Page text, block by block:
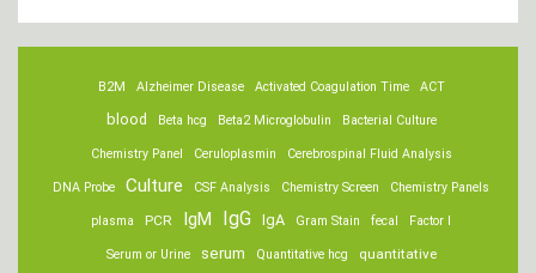
ACT
Activated Coagulation Time
Alzheimer Disease
B2M
Bacterial Culture
Beta2 Microglobulin
Beta hcg
blood
Cerebrospinal Fluid Analysis
Ceruloplasmin
Chemistry Panel
Chemistry Panels
Chemistry Screen
CSF Analysis
Culture
DNA Probe
Factor I
fecal
Gram Stain
IgA
IgG
IgM
PCR
plasma
quantitative
Quantitative hcg
serum
Serum or Urine